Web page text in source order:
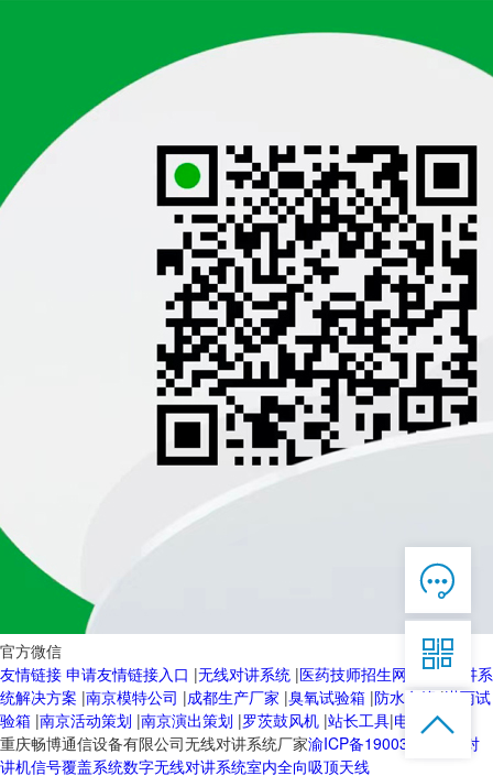
官方微信
友情链接 申请友情链接入口 |无线对讲系统 |医药技师招生网
无线对讲系
统解决方案 |南京模特公司 |成都生产厂家 |臭氧试验箱 |防水套管|淋雨试
验箱 |南京活动策划 |南京演出策划 |罗茨鼓风机 |站长工具|电动球阀
重庆畅博通信设备有限公司无线对讲系统厂家渝ICP备19003103号-2
对
讲机信号覆盖系统数字无线对讲系统室内全向吸顶天线



服务热线
恭候聆听，023-86382199手机直接点击
拨打

